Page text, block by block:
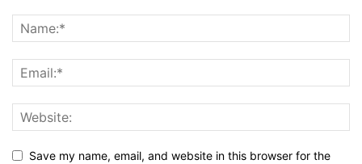
Save my name, email, and website in this browser for the